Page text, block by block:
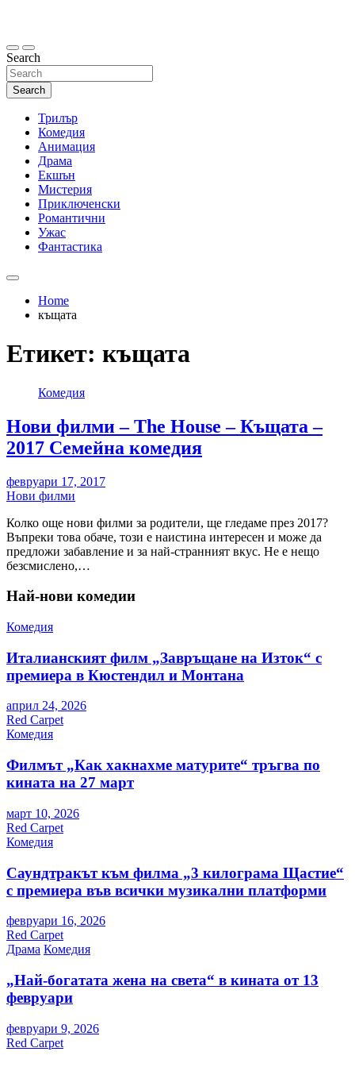
Search
Search
Трилър
Комедия
Анимация
Драма
Екшън
Мистерия
Приключенски
Романтични
Ужас
Фантастика
Home
къщата
Етикет: къщата
Комедия
Нови филми – The House – Къщата –
2017 Семейна комедия
февруари 17, 2017
Нови филми
Колко още нови филми за родители, ще гледаме през 2017?
Въпреки това обаче, този е наистина интересен и може да
предложи забавление и за най-странният вкус. Не е нещо
безсмислено,…
Най-нови комедии
Комедия
Италианският филм „Завръщане на Изток“ с
премиера в Кюстендил и Монтана
април 24, 2026
Red Carpet
Комедия
Филмът „Как хакнахме матурите“ тръгва по
кината на 27 март
март 10, 2026
Red Carpet
Комедия
Саундтракът към филма „3 килограма Щастие“
с премиера във всички музикални платформи
февруари 16, 2026
Red Carpet
Драма Комедия
„Най-богатата жена на света“ в кината от 13
февруари
февруари 9, 2026
Red Carpet